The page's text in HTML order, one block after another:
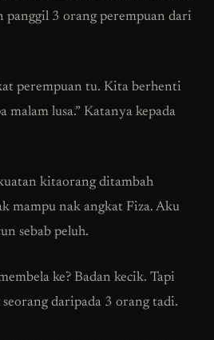
panggil 3 orang perempuan dari
perempuan tu. Kita berhenti
malam lusa.” Katanya kepada
kitaorang ditambah
mampu nak angkat Fiza. Aku
sebab peluh.
ke? Badan kecik. Tapi
seorang daripada 3 orang tadi.